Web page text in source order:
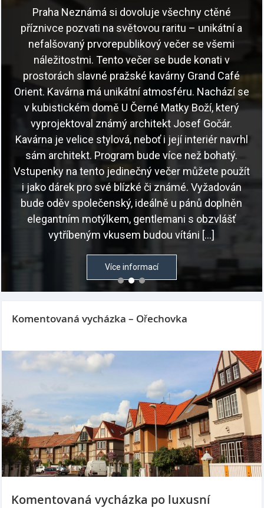
Praha Neznámá si dovoluje všechny ctěné
příznivce pozvati na světovou raritu – unikátní a
nefalšovaný prvorepublikový večer se všemi
náležitostmi. Tento večer se bude konati v
prostorách slavné pražské kavárny Grand Café
Orient. Kavárna má unikátní atmosféru. Nachází se
v kubistickém domě U Černé Matky Boží, který
vyprojektoval známý architekt Josef Gočár.
Kavárna je velice stylová, neboť i její interiér navrhl
sám architekt. Program bude více než bohatý.
Vstupenky na tento jedinečný večer můžete použít
i jako dárek pro své blízké či známé. Vyžadován
bude oděv společenský, ideálně u pánů doplněn
elegantním motýlkem, gentlemani s obzvlášť
vytříbeným vkusem budou vítáni […]
Více informací
Komentovaná vycházka – Ořechovka
Komentovaná vycházka po luxusní